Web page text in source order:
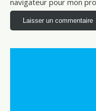
navigateur pour mon